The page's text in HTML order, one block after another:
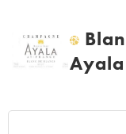
H
Ayala